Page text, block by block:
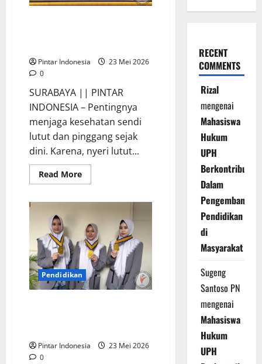
Pintar Indonesia
23 Mei 2026
0
SURABAYA || PINTAR
INDONESIA – Pentingnya
menjaga kesehatan sendi
lutut dan pinggang sejak
dini. Karena, nyeri lutut...
Read MoreRead
more
Jangan
Mengabaikan
Nyeri
Lutut,
Cek
Sebelum
Terlambat
Pendidikan
Pintar Indonesia
23 Mei 2026
0
RECENT
COMMENTS
Rizal
mengenai
Mahasiswa
Hukum
UPH
Berkontribusi
Dalam
Pengembangan
Pendidikan
di
Masyarakat
Sugeng
Santoso PN
mengenai
Mahasiswa
Hukum
UPH